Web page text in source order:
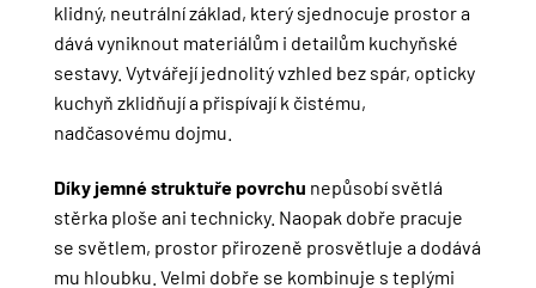
klidný, neutrální základ, který sjednocuje prostor a
dává vyniknout materiálům i detailům kuchyňské
sestavy. Vytvářejí jednolitý vzhled bez spár, opticky
kuchyň zklidňují a přispívají k čistému,
nadčasovému dojmu.
Díky jemné struktuře povrchu nepůsobí světlá
stěrka ploše ani technicky. Naopak dobře pracuje
se světlem, prostor přirozeně prosvětluje a dodává
mu hloubku. Velmi dobře se kombinuje s teplými